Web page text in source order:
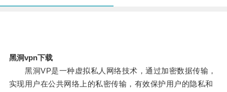
黑洞vpn下载
黑洞VP是一种虚拟私人网络技术，通过加密数据传输，
实现用户在公共网络上的私密传输，有效保护用户的隐私和